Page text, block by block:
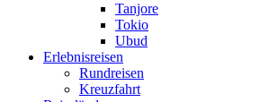
Tanjore
Tokio
Ubud
Erlebnisreisen
Rundreisen
Kreuzfahrt